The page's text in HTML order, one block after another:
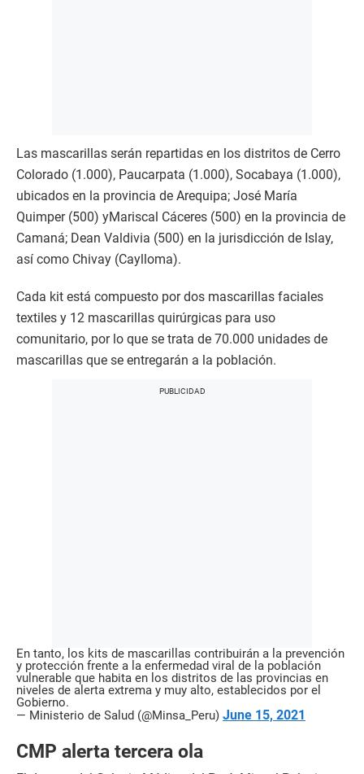
Las mascarillas serán repartidas en los distritos de Cerro
Colorado (1.000), Paucarpata (1.000), Socabaya (1.000),
ubicados en la provincia de Arequipa; José María
Quimper (500) yMariscal Cáceres (500) en la provincia de
Camaná; Dean Valdivia (500) en la jurisdicción de Islay,
así como Chivay (Caylloma).
Cada kit está compuesto por dos mascarillas faciales
textiles y 12 mascarillas quirúrgicas para uso
comunitario, por lo que se trata de 70.000 unidades de
mascarillas que se entregarán a la población.
En tanto, los kits de mascarillas contribuirán a la prevención
y protección frente a la enfermedad viral de la población
vulnerable que habita en los distritos de las provincias en
niveles de alerta extrema y muy alto, establecidos por el
Gobierno.
— Ministerio de Salud (@Minsa_Peru) June 15, 2021
CMP alerta tercera ola